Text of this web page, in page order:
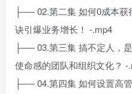
├── 02.第二集 如何0成本
诀引爆业务增长！ -.mp4
├── 03.第三集 搞不定人，
使命感的团队和组织文化？ -
├── 04.第四集 如何设置高